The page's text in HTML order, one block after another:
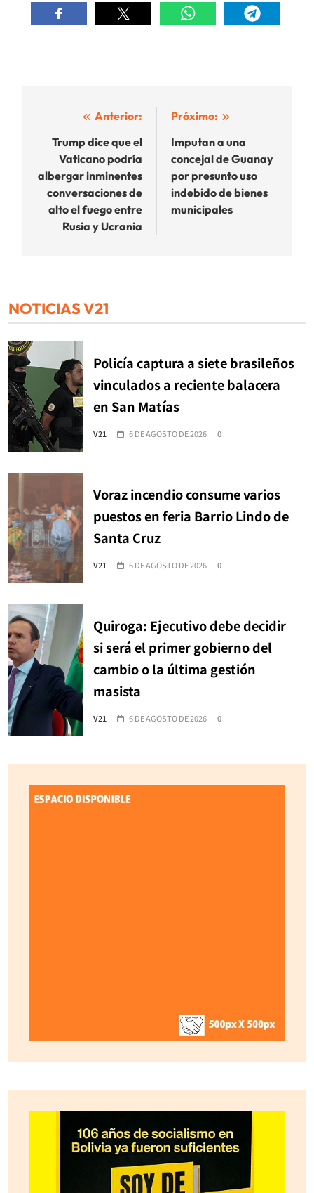
Navegación
de
entradas
Anterior:
Trump dice que el
Vaticano podría
albergar inminentes
conversaciones de
alto el fuego entre
Rusia y Ucrania
Próximo:
Imputan a una
concejal de Guanay
por presunto uso
indebido de bienes
municipales
NOTICIAS V21
Policía captura a siete brasileños
vinculados a reciente balacera
en San Matías
V21 6 DE AGOSTO DE 2026 0
Voraz incendio consume varios
puestos en feria Barrio Lindo de
Santa Cruz
V21 6 DE AGOSTO DE 2026 0
Quiroga: Ejecutivo debe decidir
si será el primer gobierno del
cambio o la última gestión
masista
V21 6 DE AGOSTO DE 2026 0